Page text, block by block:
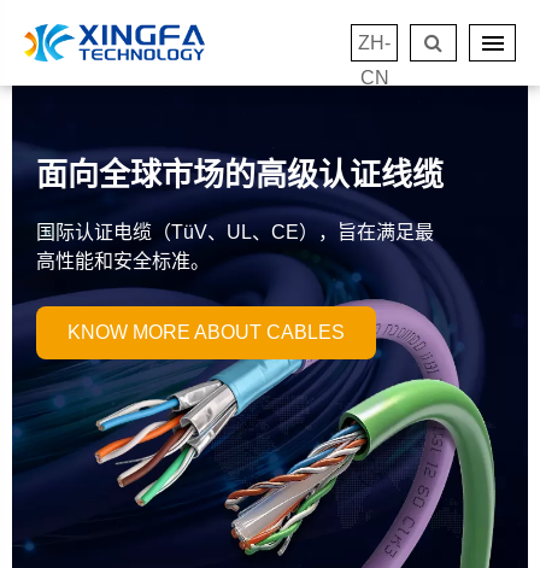
ZH-
CN
面向全球市场的高级认证线缆
国际认证电缆（TüV、UL、CE），旨在满足最
高性能和安全标准。
KNOW MORE ABOUT CABLES